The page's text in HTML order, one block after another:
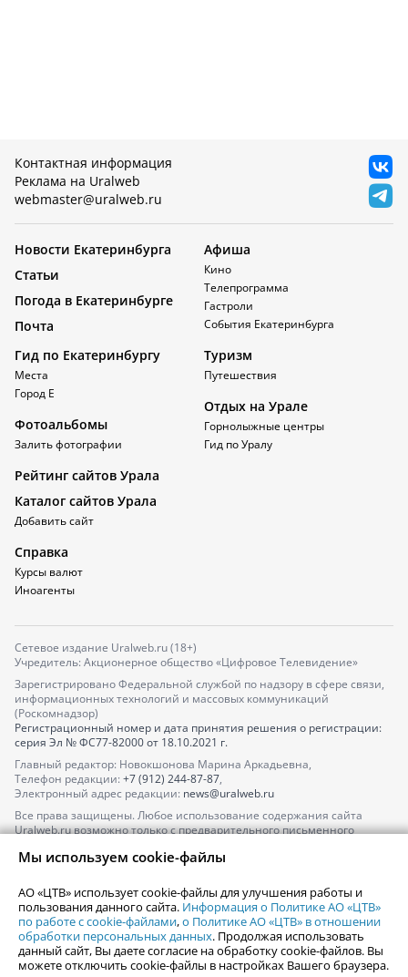
Контактная информация
Реклама на Uralweb
webmaster@uralweb.ru
Новости Екатеринбурга
Статьи
Погода в Екатеринбурге
Почта
Афиша
Кино
Телепрограмма
Гастроли
События Екатеринбурга
Гид по Екатеринбургу
Места
Город Е
Фотоальбомы
Залить фотографии
Туризм
Путешествия
Отдых на Урале
Горнолыжные центры
Гид по Уралу
Рейтинг сайтов Урала
Каталог сайтов Урала
Добавить сайт
Справка
Курсы валют
Иноагенты
Сетевое издание Uralweb.ru (18+)
Учредитель: Акционерное общество «Цифровое Телевидение»
Зарегистрировано Федеральной службой по надзору в сфере связи,
информационных технологий и массовых коммуникаций
(Роскомнадзор)
Регистрационный номер и дата принятия решения о регистрации:
серия Эл № ФС77-82000от 18.10.2021 г.
Главный редактор: Новокшонова Марина Аркадьевна,
Телефон редакции: +7 (912) 244-87-87,
Электронный адрес редакции: news@uralweb.ru
Все права защищены. Любое использование содержания сайта
Uralweb.ru возможно только с предварительного письменного
По вопросам размещения рекламы обращайтесь по тел.
По вопросам размещения информации в разделе «Афиша»
afisha@uralweb.ru
Пользовательское соглашение на использование сайта
Политика АО «ЦТВ» в отношении обработки персональных данных
Мы используем cookie-файлы
АО «ЦТВ» использует cookie-файлы для улучшения работы и
пользования данного сайта. Информация о Политике АО «ЦТВ»
по работе с cookie-файлами,о Политике АО «ЦТВ» в отношении
обработки персональных данных. Продолжая использовать
данный сайт, Вы даете согласие на обработку cookie-файлов. Вы
можете отключить cookie-файлы в настройках Вашего браузера.